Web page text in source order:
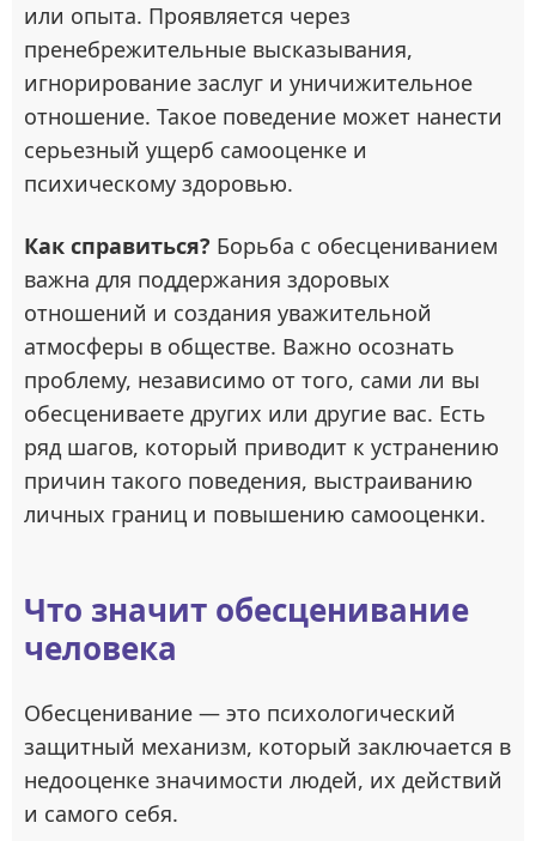
или опыта. Проявляется через
пренебрежительные высказывания,
игнорирование заслуг и уничижительное
отношение. Такое поведение может нанести
серьезный ущерб самооценке и
психическому здоровью.
Как справиться? Борьба с обесцениванием
важна для поддержания здоровых
отношений и создания уважительной
атмосферы в обществе. Важно осознать
проблему, независимо от того, сами ли вы
обесцениваете других или другие вас. Есть
ряд шагов, который приводит к устранению
причин такого поведения, выстраиванию
личных границ и повышению самооценки.
Что значит обесценивание
человека
Обесценивание — это психологический
защитный механизм, который заключается в
недооценке значимости людей, их действий
и самого себя.